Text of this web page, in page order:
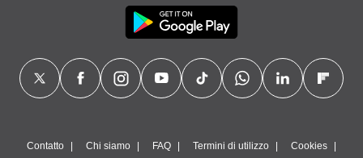
Contatto Chi siamo FAQ Termini di utilizzo Cookies